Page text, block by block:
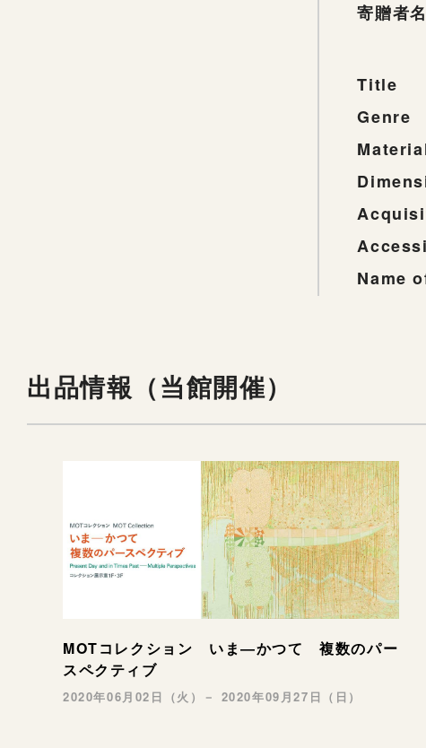
寄贈者
Title
Genre
Name
出品情報（当館開催）
MOTコレクション いま―かつて 複数のパー
スペクティブ
2020年06月02日（火）－ 2020年09月27日（日）